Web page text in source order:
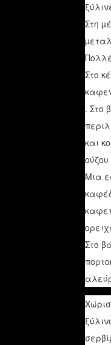
Στη
Στο
. Στο
και
Μια
Στο